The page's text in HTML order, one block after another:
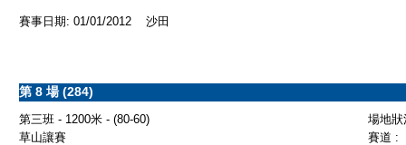
賽事日期: 01/01/2012 沙田
第 8 場 (284)
第三班 - 1200米 - (80-60)
場地
草山讓賽
賽道 :